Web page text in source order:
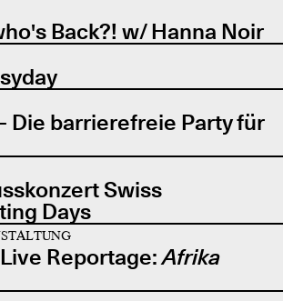
Back?! w/ Hanna Noir
Die barrierefreie Party für
Swiss
Days
Reportage:Afrika